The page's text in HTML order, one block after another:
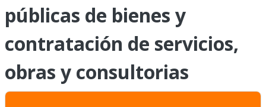
públicas de bienes y
contratación de servicios,
obras y consultorias